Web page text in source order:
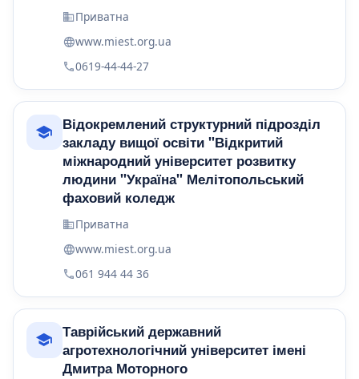
Приватна
www.miest.org.ua
0619-44-44-27
Відокремлений структурний підрозділ
закладу вищої освіти "Відкритий
міжнародний університет розвитку
людини "Україна" Мелітопольський
фаховий коледж
Приватна
www.miest.org.ua
061 944 44 36
Таврійський державний
агротехнологічний університет імені
Дмитра Моторного